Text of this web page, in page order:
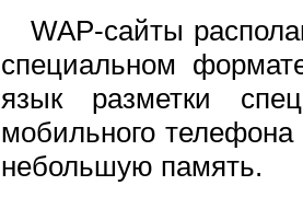
WAP-сайты
специальном
язык разметки
мобильного
небольшую память.